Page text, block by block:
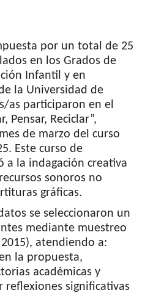
por un total de 25
en los Grados de
Infantil y en
la Universidad de
as participaron en el
Pensar, Reciclar”,
de marzo del curso
Este curso de
a la indagación creativa
sonoros no
gráficas.
se seleccionaron un
mediante muestreo
atendiendo a:
la propuesta,
académicas y
reflexiones significativas